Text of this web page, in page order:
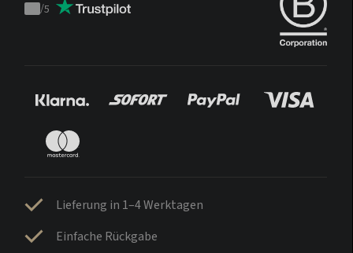
Trustpilot
/5
Lieferung in 1–4 Werktagen
Einfache Rückgabe